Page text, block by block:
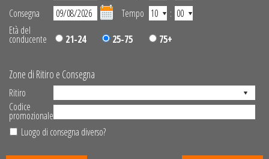
Consegna
Tempo
:
Età del
conducente 21-24 25-75 75+
Zone di Ritiro e Consegna
Ritiro
Codice
promozionale
Luogo di consegna diverso?